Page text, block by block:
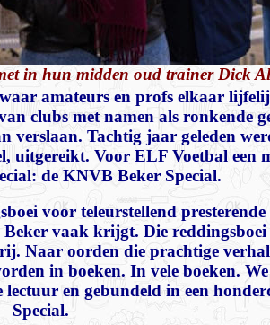
in hun midden oud trainer Dick
amateurs en profs elkaar
clubs met namen als ronkende
verslaan. Tachtig jaar geleden
uitgereikt. Voor ELF Voetbal een
de KNVB Beker Special.
voor teleurstellend presterende
Beker vaak krijgt. Die
Naar oorden die prachtige
in boeken. In vele boeken.
lectuur en gebundeld in een
Special.